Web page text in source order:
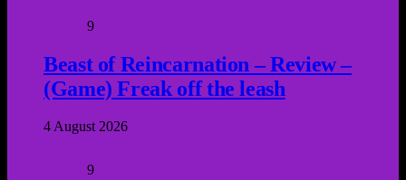
9
Beast of Reincarnation – Review –
(Game) Freak off the leash
4 August 2026
9